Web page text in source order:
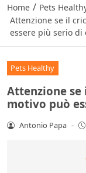
Home / Pets
Attenzione se il
essere più serio di
Pets Healthy
Attenzione
motivo può
Antonio Papa -